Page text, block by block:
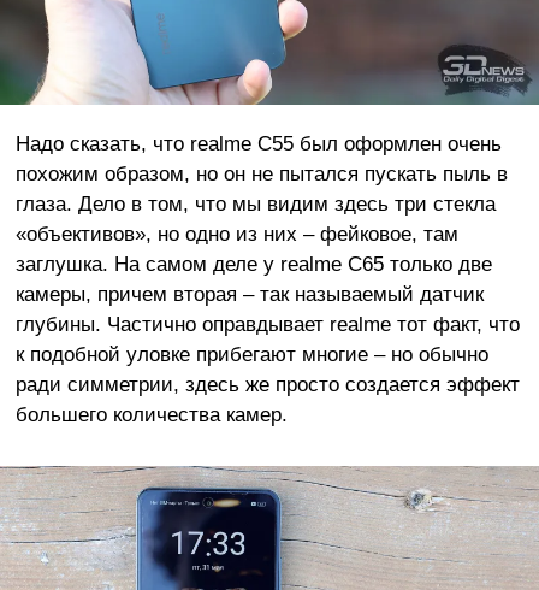
Надо сказать, что realme C55 был оформлен очень
похожим образом, но он не пытался пускать пыль в
глаза. Дело в том, что мы видим здесь три стекла
«объективов», но одно из них – фейковое, там
заглушка. На самом деле у realme C65 только две
камеры, причем вторая – так называемый датчик
глубины. Частично оправдывает realme тот факт, что
к подобной уловке прибегают многие – но обычно
ради симметрии, здесь же просто создается эффект
большего количества камер.